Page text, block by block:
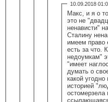
10.09.2018
Макс, и я о
это не
ненависти"
Сталину
имеем право
есть за что.
недоумкам"
"имеет
думать о
какой угодно
историей
остомерзела